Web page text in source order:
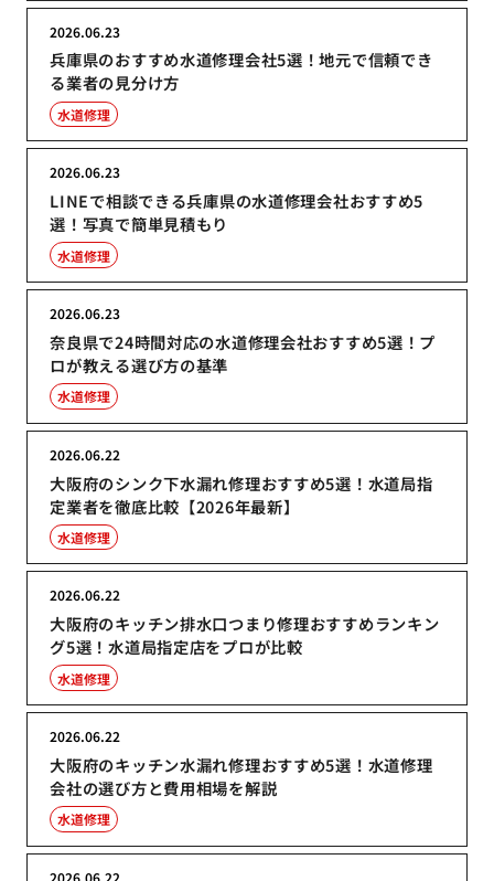
兵庫県のおすすめ水道修理会社5選！地元で信頼でき
る業者の見分け方
2026.06.23
水道修理
LINEで相談できる兵庫県の水道修理会社おすすめ5
選！写真で簡単見積もり
2026.06.23
水道修理
奈良県で24時間対応の水道修理会社おすすめ5選！プ
ロが教える選び方の基準
2026.06.23
水道修理
大阪府のシンク下水漏れ修理おすすめ5選！水道局指
定業者を徹底比較【2026年最新】
2026.06.22
水道修理
大阪府のキッチン排水口つまり修理おすすめランキン
グ5選！水道局指定店をプロが比較
2026.06.22
水道修理
大阪府のキッチン水漏れ修理おすすめ5選！水道修理
会社の選び方と費用相場を解説
2026.06.22
水道修理
2026.06.22